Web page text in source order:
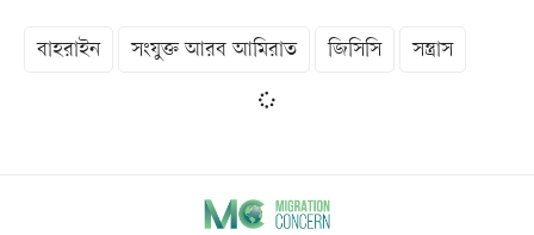
বাহরাইন সংযুক্ত আরব আমিরাত জিসিসি সন্ত্রাস